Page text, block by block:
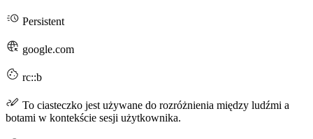
Persistent
google.com
rc::b
To ciasteczko jest używane do rozróżnienia między ludźmi a
botami w kontekście sesji użytkownika.